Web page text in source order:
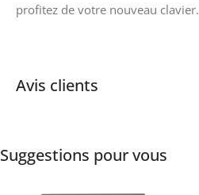
profitez de votre nouveau clavier.
Avis clients
Suggestions pour vous